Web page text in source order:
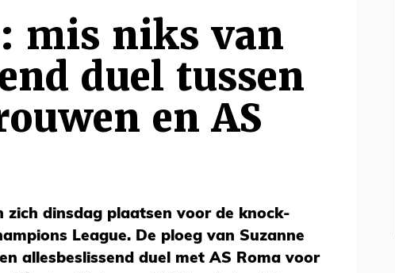
mis niks van
duel tussen
en AS
zich dinsdag plaatsen voor de knock-
League. De ploeg van Suzanne
allesbeslissend duel met AS Roma voor